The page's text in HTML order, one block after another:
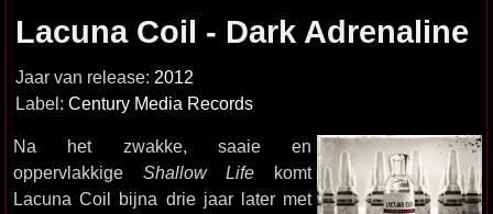
Lacuna Coil - Dark Adrenaline
Jaar van release: 2012
Label: Century Media Records
Na het zwakke, saaie en
oppervlakkige Shallow Life komt
Lacuna Coil bijna drie jaar later met